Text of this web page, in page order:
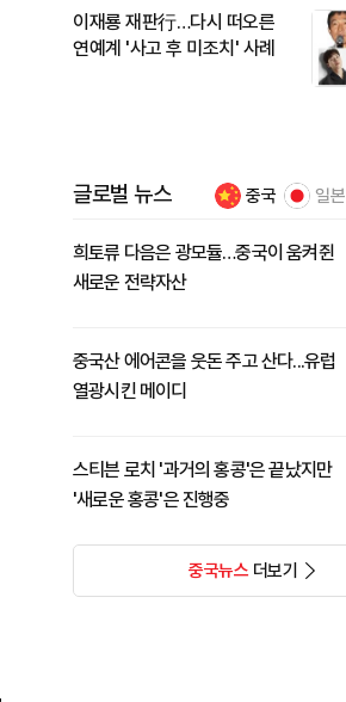
이재룡 재판行…다시 떠오른
연예계 '사고 후 미조치' 사례
글로벌 뉴스 중국 일본
희토류 다음은 광모듈…중국이 움켜쥔
새로운 전략자산
중국산 에어콘을 웃돈 주고 산다...유럽
열광시킨 메이디
스티븐 로치 '과거의 홍콩'은 끝났지만
'새로운 홍콩'은 진행중
중국뉴스더보기